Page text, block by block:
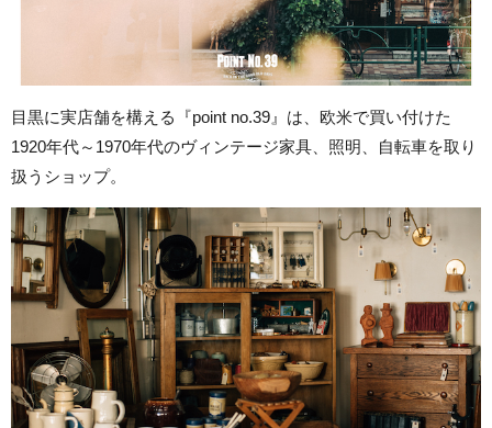
目黒に実店舗を構える『point no.39』は、欧米で買い付けた
1920年代～1970年代のヴィンテージ家具、照明、自転車を取り
扱うショップ。